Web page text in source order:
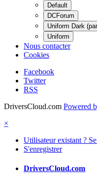
Default
DCForum
Uniform Dark
Uniform
Nous contacter
Cookies
Facebook
Twitter
RSS
DriversCloud.com Powered
×
Utilisateur existant ?
S'enregistrer
DriversCloud.com